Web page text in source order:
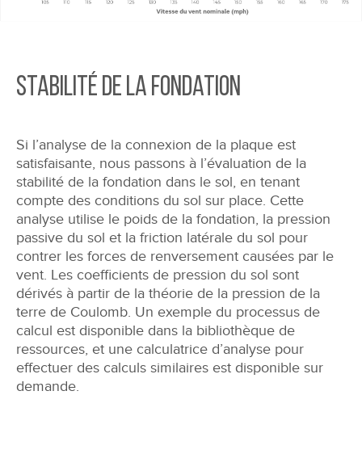
Stabilité de la Fondation
Si l’analyse de la connexion de la plaque est
satisfaisante, nous passons à l’évaluation de la
stabilité de la fondation dans le sol, en tenant
compte des conditions du sol sur place. Cette
analyse utilise le poids de la fondation, la pression
passive du sol et la friction latérale du sol pour
contrer les forces de renversement causées par le
vent. Les coefficients de pression du sol sont
dérivés à partir de la théorie de la pression de la
terre de Coulomb. Un exemple du processus de
calcul est disponible dans la bibliothèque de
ressources, et une calculatrice d’analyse pour
effectuer des calculs similaires est disponible sur
demande.